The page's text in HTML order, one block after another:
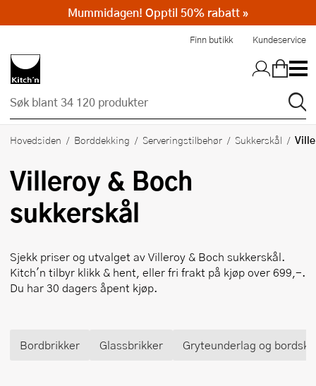
Finn butikk Kundeservice
Hovedsiden Borddekking Serveringstilbehør Sukkerskål
Villeroy & Boch
sukkerskål
Sjekk priser og utvalget avVilleroy & Boch sukkerskål.
Kitch'n tilbyr klikk & hent, eller fri frakt på kjøp over 699,-.
Du har 30 dagers åpent kjøp.
Bordbrikker Glassbrikker Gryteunderlag og
Mummidagen! Opptil 50% rabatt »